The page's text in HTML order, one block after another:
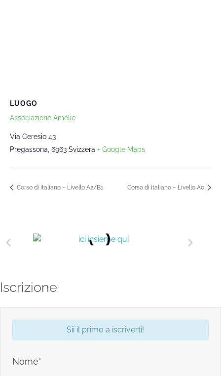
LUOGO
Associazione Amélie
Via Ceresio 43
Pregassona 6963 Svizzera + Google Maps
Corso di italiano – Livello A2/B1 Corso di italiano – Livello A0
Iscrizione
Sii il primo a iscriverti!
Nome*